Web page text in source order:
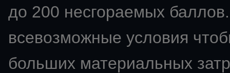
до 200 несгораемых
всевозможные условия
больших материальных